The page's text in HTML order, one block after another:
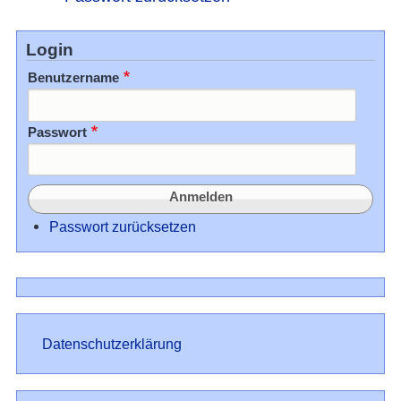
Login
Benutzername
Passwort
Passwort zurücksetzen
Datenschutz
Datenschutzerklärung